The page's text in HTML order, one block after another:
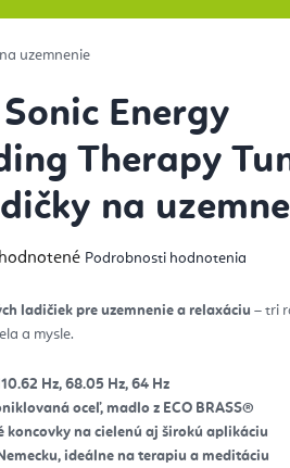
uzemnenie
Energy
Therapy
na
Podrobnosti hodnotenia
ladičiek pre uzemnenie a relaxáciu – tri
a mysle.
Hz, 68.05 Hz, 64 Hz
oceľ, madlo z ECO BRASS®
koncovky na cielenú aj širokú aplikáciu
ideálne na terapiu a meditáciu